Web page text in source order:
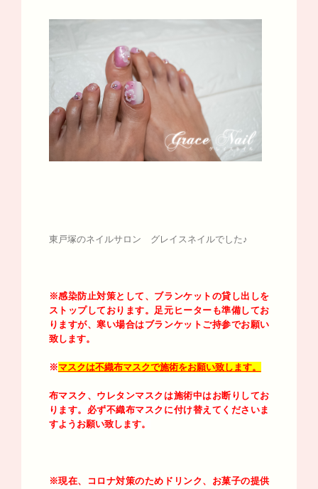
東戸塚のネイルサロン グレイスネイルでした♪
※感染防止対策として、ブランケットの貸し出しを
ストップしております。足元ヒーターも準備してお
りますが、寒い場合はブランケットご持参でお願い
致します。
※マスクは不織布マスクで施術をお願い致します。
布マスク、ウレタンマスクは施術中はお断りしてお
ります。必ず不織布マスクに付け替えてくださいま
すようお願い致します。
※現在、コロナ対策のためドリンク、お菓子の提供